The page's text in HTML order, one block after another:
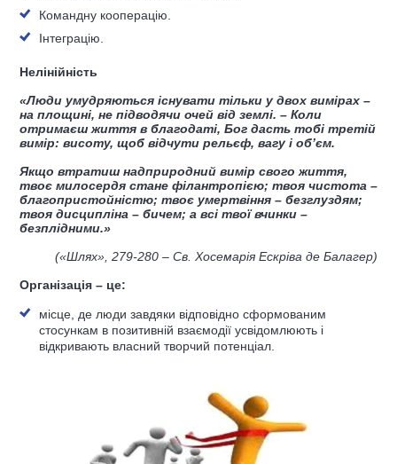
Командну кооперацію.
Інтеграцію.
Нелінійність
«Люди умудряються існувати тільки у двох вимірах –
на площині, не підводячи очей від землі. – Коли
отримаєш життя в благодаті, Бог дасть тобі третій
вимір: висоту, щоб відчути рельєф, вагу і об’єм.
Якщо втратиш надприродний вимір свого життя,
твоє милосердя стане філантропією; твоя чистота –
благопристойністю; твоє умертвіння – безглуздям;
твоя дисципліна – бичем; а всі твої вчинки –
безплідними.»
(«Шлях», 279-280 – Св. Хосемарія Ескріва де Балагер)
Організація – це:
місце, де люди завдяки відповідно сформованим
стосункам в позитивній взаємодії усвідомлюють і
відкривають власний творчий потенціал.